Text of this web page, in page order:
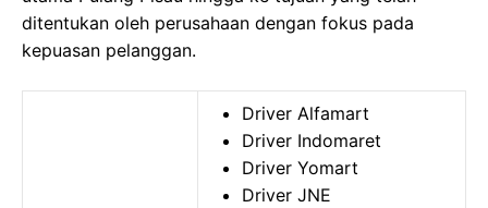
ditentukan oleh perusahaan dengan fokus pada
kepuasan pelanggan.
Driver Alfamart
Driver Indomaret
Driver Yomart
Driver JNE